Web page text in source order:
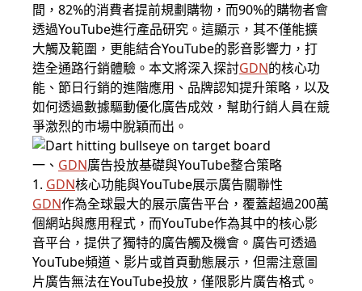
間，82%的消費者提前規劃購物，而90%的購物者會
透過YouTube進行產品研究。這顯示，其不僅能擴
大觸及範圍，更能結合YouTube的影音影響力，打
造全通路行銷體驗。本文將深入探討GDN的核心功
能、節日行銷的進階應用、品牌認知提升策略，以及
如何透過數據驅動優化廣告成效，幫助行銷人員在競
爭激烈的市場中脫穎而出。
一、 GDN廣告投放基礎與YouTube整合策略
1. GDN核心功能與YouTube展示廣告關聯性
GDN作為全球最大的展示廣告平台，覆蓋超過200萬
個網站與應用程式，而YouTube作為其中的核心影
音平台，提供了獨特的廣告觸及機會。廣告可透過
YouTube頻道、影片或首頁動態展示，但需注意圖
片廣告無法在YouTube投放，僅限影片廣告格式。